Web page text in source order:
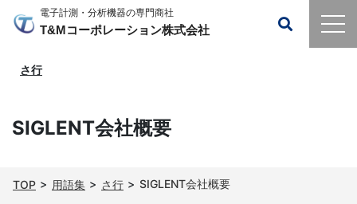
電子計測・分析機器の専門商社
T&Mコーポレーション株式会社
さ行
SIGLENT会社概要
TOP 用語集 さ行 SIGLENT会社概要